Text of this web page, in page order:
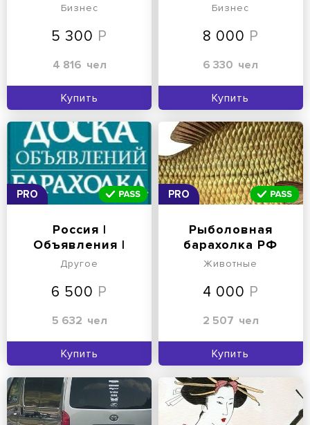
Бизнес
5 300
4 816 чел
Купить
Бизнес
8 000
6 330 чел
Купить
PRO
Россия |
Объявления |
Барахолка
Другое
6 500
5 632 чел
Купить
PRO
Рыболовная
барахолка РФ
Животные
4 000
2 507 чел
Купить